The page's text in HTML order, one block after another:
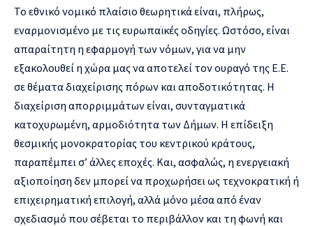
Το εθνικό νομικό πλαίσιο θεωρητικά είναι, πλήρως,
εναρμονισμένο με τις ευρωπαϊκές οδηγίες. Ωστόσο, είναι
απαραίτητη η εφαρμογή των νόμων, για να μην
εξακολουθεί η χώρα μας να αποτελεί τον ουραγό της Ε.Ε.
σε θέματα διαχείρισης πόρων και αποδοτικότητας. Η
διαχείριση απορριμμάτων είναι, συνταγματικά
κατοχυρωμένη, αρμοδιότητα των Δήμων. Η επίδειξη
θεσμικής μονοκρατορίας του κεντρικού κράτους,
παραπέμπει σ’ άλλες εποχές. Και, ασφαλώς, η ενεργειακή
αξιοποίηση δεν μπορεί να προχωρήσει ως τεχνοκρατική ή
επιχειρηματική επιλογή, αλλά μόνο μέσα από έναν
σχεδιασμό που σέβεται το περιβάλλον και τη φωνή και